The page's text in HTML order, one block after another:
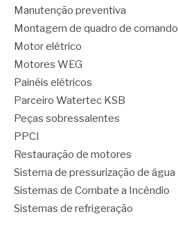
Manutenção preventiva
Montagem de quadro de comando
Motor elétrico
Motores WEG
Painéis elétricos
Parceiro Watertec KSB
Peças sobressalentes
PPCI
Restauração de motores
Sistema de pressurização de água
Sistemas de Combate a Incêndio
Sistemas de refrigeração